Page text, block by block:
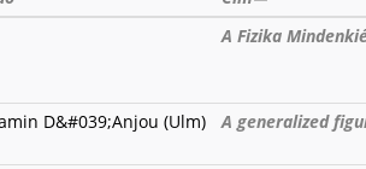
A Fizika
D&#039;Anjou (Ulm) A generalized